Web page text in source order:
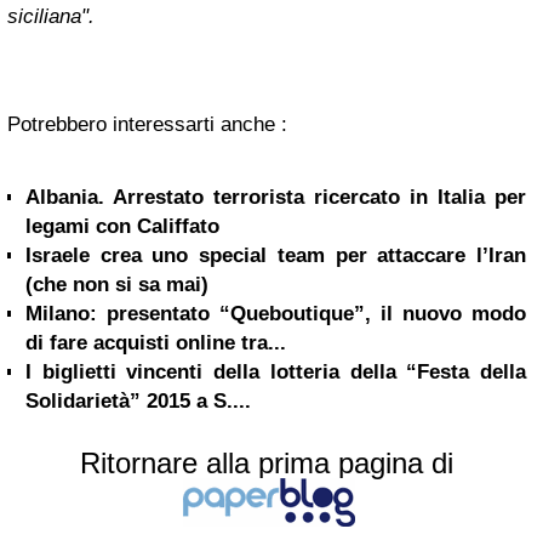
siciliana".
Potrebbero interessarti anche :
Albania. Arrestato terrorista ricercato in Italia per
legami con Califfato
Israele crea uno special team per attaccare l’Iran
(che non si sa mai)
Milano: presentato “Queboutique”, il nuovo modo
di fare acquisti online tra...
I biglietti vincenti della lotteria della “Festa della
Solidarietà” 2015 a S....
Ritornare alla prima pagina di